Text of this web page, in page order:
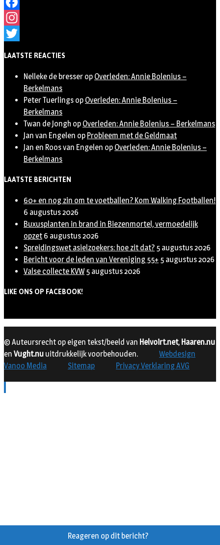
Facebook
Instagram
LAATSTE REACTIES
Nelleke de bresser op Overleden: Annie Bolenius –
Berkelmans
Peter Tuerlings op Overleden: Annie Bolenius –
Berkelmans
Twan de Jongh op Overleden: Annie Bolenius – Berkelmans
Jan van Engelen op Probleem met de Geldmaat
Jan en Roos van Engelen op Overleden: Annie Bolenius –
Berkelmans
LAATSTE BERICHTEN
60+ en nog zin om te voetballen? Kom Walking Footballen!
6 augustus 2026
Buxusplanten in brand in Biezenmortel, vermoedelijk
opzet 6 augustus 2026
Spreidingswet asielzoekers: hoe zit dat? 5 augustus 2026
Bericht voor de leden van Vereniging 55+ 5 augustus 2026
Valse collecte KVW 5 augustus 2026
LIKE ONS OP FACEBOOK!
Reageren op dit bericht?
© Auteursrecht op eigen tekst/beeld van Helvoirt.net, Haaren.nu
en Vught.nu uitdrukkelijk voorbehouden.
Webdesign
Vanoo Media
Sitemap Privacy Verklaring AVG